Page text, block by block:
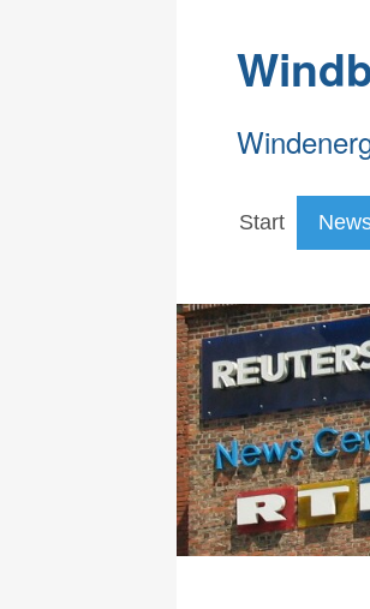
Start